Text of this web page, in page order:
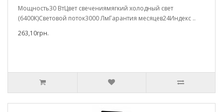
Мощность30 ВтЦвет свечениямягкий холодный свет
(6400К)Световой поток3000 ЛмГарантия месяцев24Индекс ..
263,10грн.